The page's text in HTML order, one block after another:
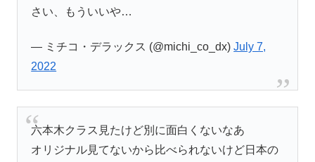
さい、もういいや…
— ミチコ・デラックス (@michi_co_dx)July 7,
2022
六本木クラス見たけど別に面白くないなあ
オリジナル見てないから比べられないけど日本の